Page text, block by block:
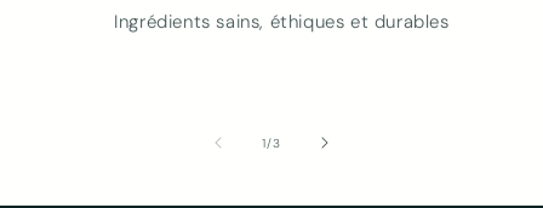
Ingrédients sains, éthiques et durables
1/de
3